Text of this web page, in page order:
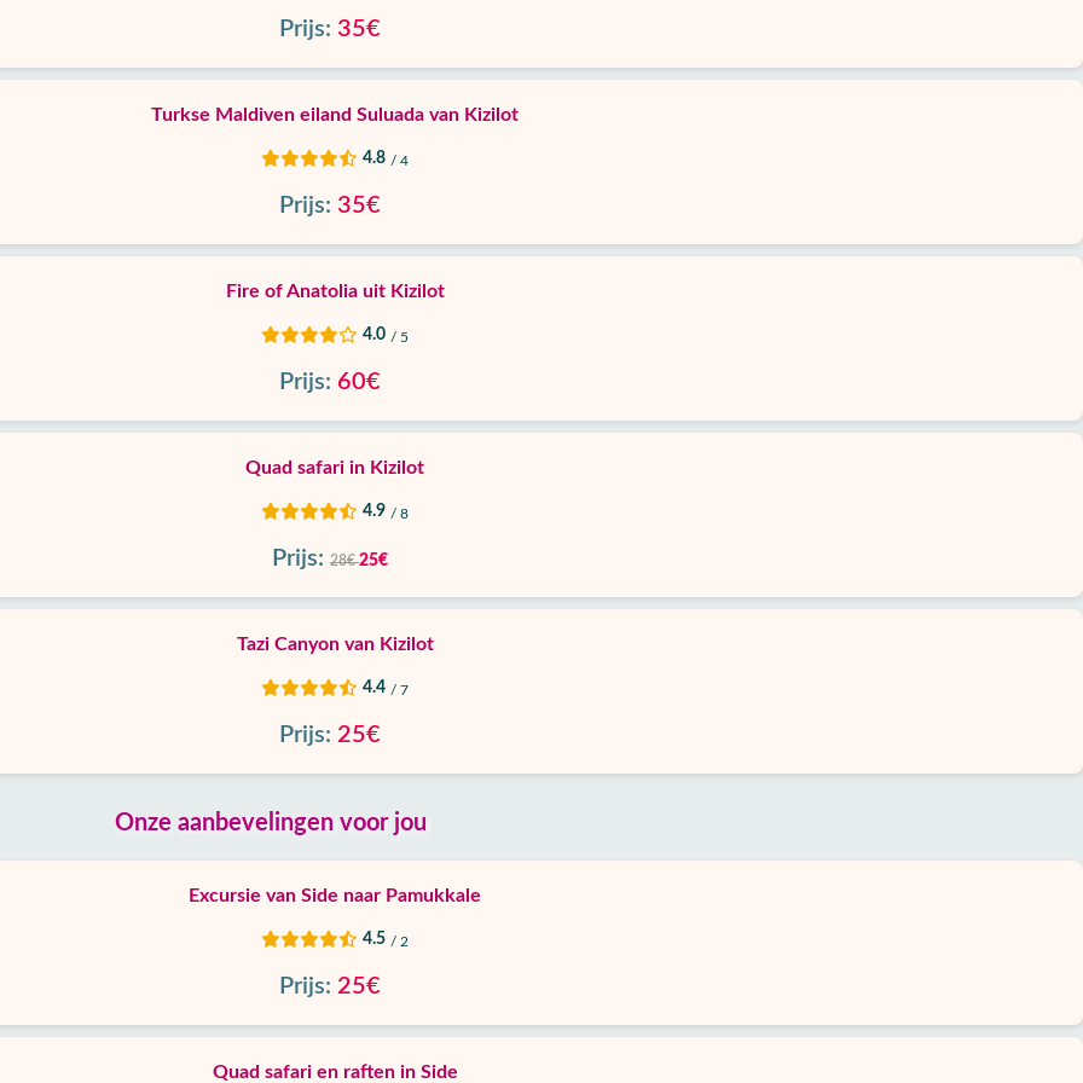
Prijs: 35€
Turkse Maldiven eiland Suluada van Kizilot
4.8 / 4
Prijs: 35€
Fire of Anatolia uit Kizilot
4.0 / 5
Prijs: 60€
Quad safari in Kizilot
4.9 / 8
Prijs: 28€25€
Tazi Canyon van Kizilot
4.4 / 7
Prijs: 25€
Onze aanbevelingen voor jou
Excursie van Side naar Pamukkale
4.5 / 2
Prijs: 25€
Quad safari en raften in Side